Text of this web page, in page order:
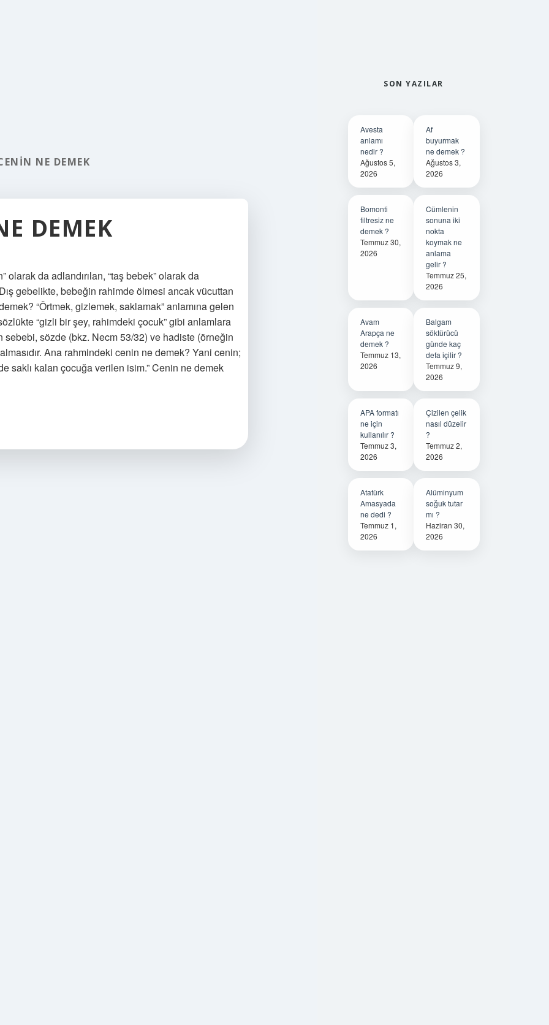
NE DEMEK
DEMEK
olarak da adlandırılan, “taş bebek” olarak da
gebelikte, bebeğin rahimde ölmesi ancak vücuttan
“Örtmek, gizlemek, saklamak” anlamına gelen
“gizli bir şey, rahimdeki çocuk” gibi anlamlara
sözde (bkz. Necm 53/32) ve hadiste (örneğin
Ana rahmindeki cenin ne demek? Yani cenin;
saklı kalan çocuğa verilen isim.” Cenin ne demek
SON YAZILAR
Avesta
anlamı
nedir ?
Ağustos 5,
2026
Af
buyurmak
ne demek ?
Ağustos 3,
2026
Bomonti
filtresiz ne
demek ?
Temmuz 30,
2026
Cümlenin
sonuna iki
nokta
koymak ne
anlama
gelir ?
Temmuz 25,
2026
Avam
Arapça ne
demek ?
Temmuz 13,
2026
Balgam
söktürücü
günde kaç
defa içilir ?
Temmuz 9,
2026
APA formatı
ne için
kullanılır ?
Temmuz 3,
2026
Çizilen çelik
nasıl düzelir
?
Temmuz 2,
2026
Atatürk
Amasyada
ne dedi ?
Temmuz 1,
2026
Alüminyum
soğuk tutar
mı ?
Haziran 30,
2026